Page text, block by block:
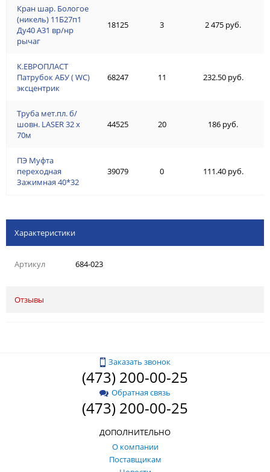
Кран шар. Бологое
(никель) 11Б27п1
Ду40 А31 вр/нр
рычаг
К.ЕВРОПЛАСТ
Патрубок АБУ ( WC)
эксцентрик
Труба мет.пл. б/
шовн. LASER 32 х
70м
ПЭ Муфта
переходная
Зажимная 40*32
18125 3 2 475 руб.
68247 11 232.50 руб.
44525 20 186 руб.
39079 0 111.40 руб.
Характеристики
Артикул 684-023
Отзывы
Заказать звонок
(473) 200-00-25
Обратная связь
(473) 200-00-25
ДОПОЛНИТЕЛЬНО
О компании
Поставщикам